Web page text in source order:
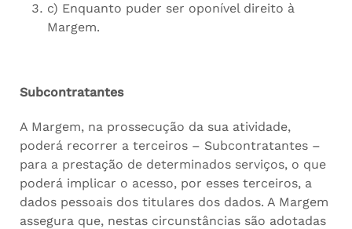
c) Enquanto puder ser oponível direito à
Margem.
Subcontratantes
A Margem, na prossecução da sua atividade,
poderá recorrer a terceiros – Subcontratantes –
para a prestação de determinados serviços, o que
poderá implicar o acesso, por esses terceiros, a
dados pessoais dos titulares dos dados. A Margem
assegura que, nestas circunstâncias são adotadas